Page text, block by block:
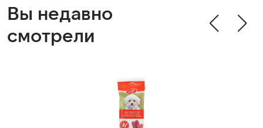
Вы недавно
смотрели